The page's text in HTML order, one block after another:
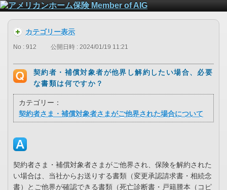
カテゴリー表示
No : 912 公開日時 : 2024/01/19 11:21
契約者・補償対象者が他界し解約したい場合、必要
な書類は何ですか？
カテゴリー：
契約者さま・補償対象者さまがご他界された場合について
契約者さま・補償対象者さまがご他界され、保険を解約された
い場合は、当社からお送りする書類（変更承認請求書・相続念
書）とご他界が確認できる書類（死亡診断書・戸籍謄本（コピ